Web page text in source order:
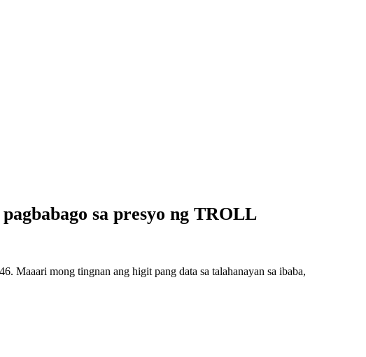
sa presyo ng TROLL
Maaari mong tingnan ang higit pang data sa talahanayan sa ibaba,